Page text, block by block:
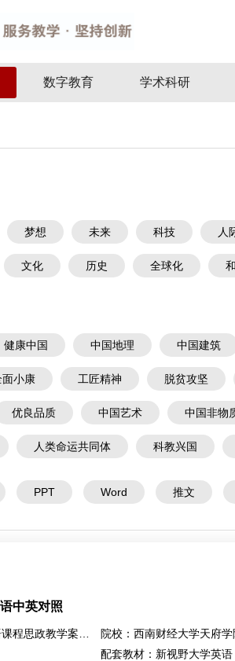
数字教育 学术科研
梦想 未来 科技 人
文化 历史 全球化
健康中国 中国地理 中国建筑
面小康 工匠精神 脱贫攻坚
优良品质 中国艺术 中国非物
人类命运共同体 科教兴国
PPT Word 推文
中英对照
思政教学案例大赛 院校： 西南财经大学天府学
配套教材： 新视野大学英语（第三版）